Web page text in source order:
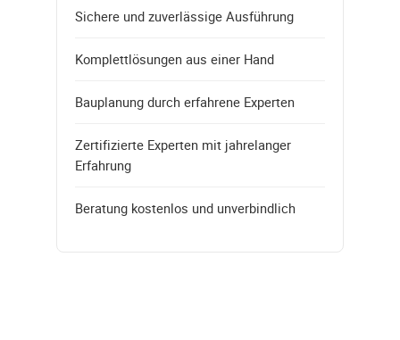
Sichere und zuverlässige Ausführung
Komplettlösungen aus einer Hand
Bauplanung durch erfahrene Experten
Zertifizierte Experten mit jahrelanger
Erfahrung
Beratung kostenlos und unverbindlich